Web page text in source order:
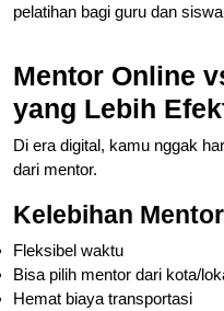
pelatihan bagi guru dan
Mentor Online
yang Lebih
Di era digital, kamu nggak
dari mentor.
Kelebihan
Fleksibel waktu
Bisa pilih mentor dari kota/
Hemat biaya transportasi